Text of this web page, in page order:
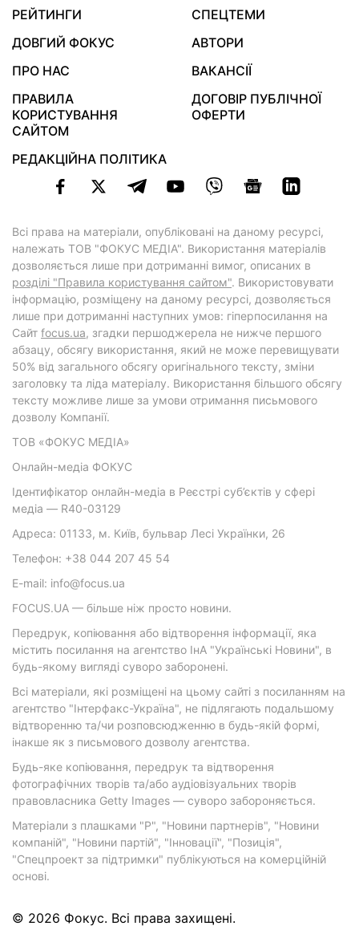
РЕЙТИНГИ
СПЕЦТЕМИ
ДОВГИЙ ФОКУС
АВТОРИ
ПРО НАС
ВАКАНСІЇ
ПРАВИЛА
КОРИСТУВАННЯ
САЙТОМ
ДОГОВІР ПУБЛІЧНОЇ
ОФЕРТИ
РЕДАКЦІЙНА ПОЛІТИКА
Всі права на матеріали, опубліковані на даному ресурсі,
належать ТОВ "ФОКУС МЕДІА". Використання матеріалів
дозволяється лише при дотриманні вимог, описаних в
розділі "Правила користування сайтом". Використовувати
інформацію, розміщену на даному ресурсі, дозволяється
лише при дотриманні наступних умов: гіперпосилання на
Cайт focus.ua, згадки першоджерела не нижче першого
абзацу, обсягу використання, який не може перевищувати
50% від загального обсягу оригінального тексту, зміни
заголовку та ліда матеріалу. Використання більшого обсягу
тексту можливе лише за умови отримання письмового
дозволу Компанії.
ТОВ «ФОКУС МЕДІА»
Онлайн-медіа ФОКУС
Ідентифікатор онлайн-медіа в Реєстрі суб’єктів у сфері
медіа — R40-03129
Адреса: 01133, м. Київ, бульвар Лесі Українки, 26
Телефон: +38 044 207 45 54
E-mail: info@focus.ua
FOCUS.UA — більше ніж просто новини.
Передрук, копіювання або відтворення інформації, яка
містить посилання на агентство ІнА "Українські Новини", в
будь-якому вигляді суворо заборонені.
Всі матеріали, які розміщені на цьому сайті з посиланням на
агентство "Інтерфакс-Україна", не підлягають подальшому
відтворенню та/чи розповсюдженню в будь-якій формі,
інакше як з письмового дозволу агентства.
Будь-яке копіювання, передрук та відтворення
фотографічних творів та/або аудіовізуальних творів
правовласника Getty Images — суворо забороняється.
Матеріали з плашками "Р", "Новини партнерів", "Новини
компаній", "Новини партій", "Інновації", "Позиція",
"Спецпроект за підтримки" публікуються на комерційній
основі.
© 2026 Фокус. Всі права захищені.